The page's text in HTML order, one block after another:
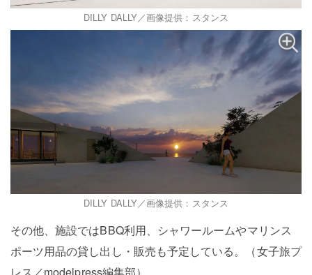
DILLY DALLY／画像提供：スタンス
DILLY DALLY／画像提供：スタンス
その他、施設ではBBQ利用、シャワールームやマリンス
ポーツ用品の貸し出し・販売も予定している。（女子旅プ
レス／modelpress編集部）